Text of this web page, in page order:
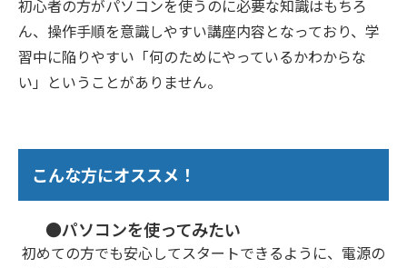
初心者の方がパソコンを使うのに必要な知識はもちろ
ん、操作手順を意識しやすい講座内容となっており、学
習中に陥りやすい「何のためにやっているかわからな
い」ということがありません。
こんな方にオススメ！
●パソコンを使ってみたい
初めての方でも安心してスタートできるように、電源の